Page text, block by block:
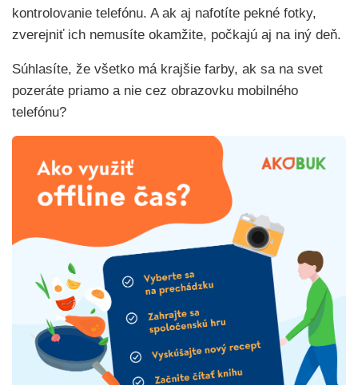
kontrolovanie telefónu. A ak aj nafotíte pekné fotky,
zverejniť ich nemusíte okamžite, počkajú aj na iný deň.
Súhlasíte, že všetko má krajšie farby, ak sa na svet
pozeráte priamo a nie cez obrazovku mobilného
telefónu?